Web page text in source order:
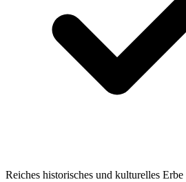
Reiches historisches und kulturelles Erbe